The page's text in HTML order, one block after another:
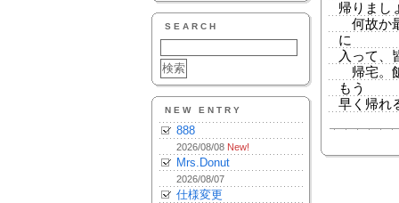
SEARCH
NEW ENTRY
888
2026/08/08 New!
Mrs.Donut
2026/08/07
仕様変更
帰りまし
何故か
に
入って、
帰宅。
もう
早く帰れ